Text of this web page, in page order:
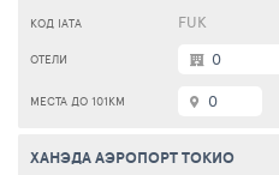
FUK
0
0
ХАНЭДА АЭРОПОРТ ТОКИО